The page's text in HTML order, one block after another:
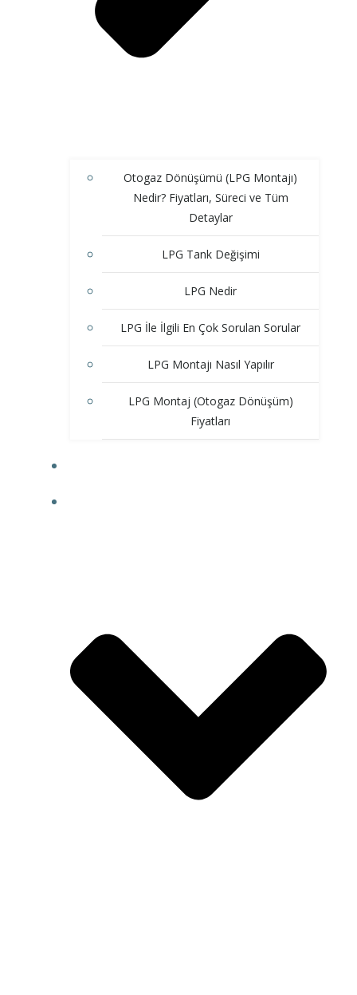
Otogaz Dönüşümü (LPG Montajı)
Nedir? Fiyatları, Süreci ve Tüm
Detaylar
LPG Tank Değişimi
LPG Nedir
LPG İle İlgili En Çok Sorulan Sorular
LPG Montajı Nasıl Yapılır
LPG Montaj (Otogaz Dönüşüm)
Fiyatları